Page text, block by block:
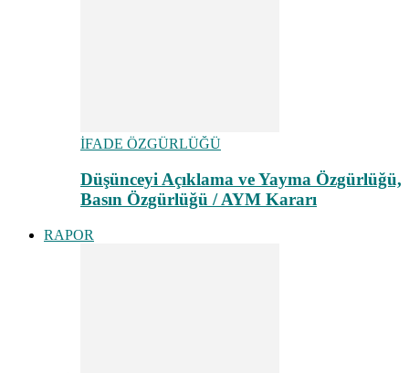
İFADE ÖZGÜRLÜĞÜ
Düşünceyi Açıklama ve Yayma Özgürlüğü,
Basın Özgürlüğü / AYM Kararı
RAPOR